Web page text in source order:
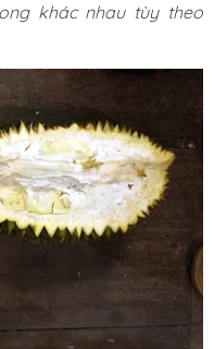
khác nhau tùy theo